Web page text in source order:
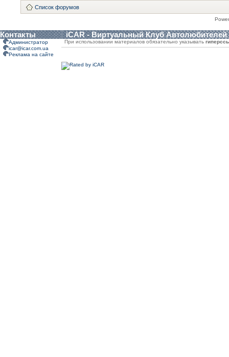
Список форумов
Контакты iCAR - Виртуальный Клуб Автолюбителей
Администратор
icar@icar.com.ua
Реклама на сайте
При использовании материалов обязательно указывать